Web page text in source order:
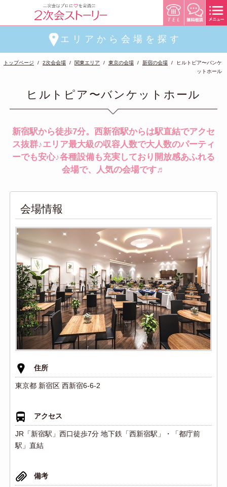
エリアから会場を探す
トップページ 2次会会場 関東エリア 東京の会場 新宿の会場
ヒルトピア〜バンケ
ットホール
ヒルトピア〜バンケットホール
新宿駅から徒歩7分。西新宿駅からは駅直結でアクセ
ス抜群♪エリア最大級の収容人数で大人数のパーティ
ーでも安心♪各種設備も充実しており開放感あふれる
会場で、人気の会場です♬
会場情報
住所
東京都 新宿区 西新宿6-6-2
アクセス
JR「新宿駅」西口徒歩7分 地下鉄「西新宿駅」・「都庁前
駅」直結
備考